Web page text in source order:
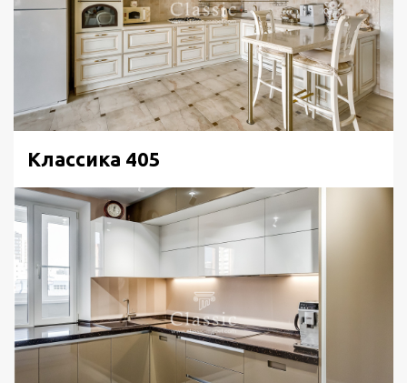
Классика 405